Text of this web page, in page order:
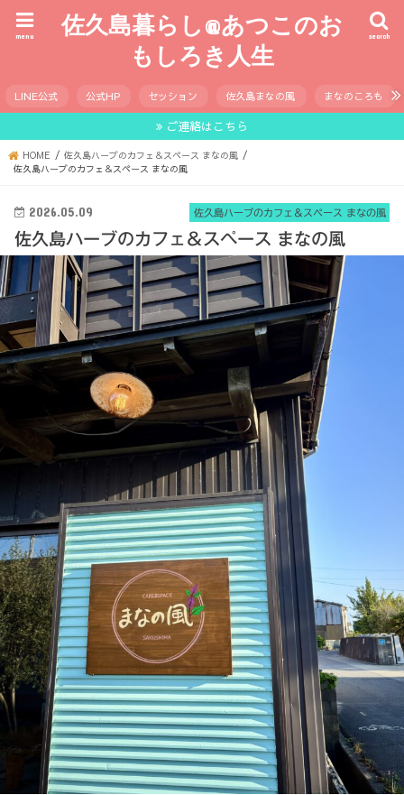
佐久島暮らし@あつこのお
もしろき人生
search
menu
LINE公式 公式HP セッション 佐久島まなの風 まなのころも
ご連絡はこちら
HOME
佐久島ハーブのカフェ＆スペース まなの風
佐久島ハーブのカフェ＆スペース まなの風
佐久島ハーブのカフェ＆スペース まなの風
2026.05.09
佐久島ハーブのカフェ＆スペース まなの風